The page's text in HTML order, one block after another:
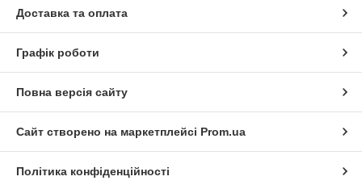
Доставка та оплата
Графік роботи
Повна версія сайту
Сайт створено на маркетплейсі Prom.ua
Політика конфіденційності